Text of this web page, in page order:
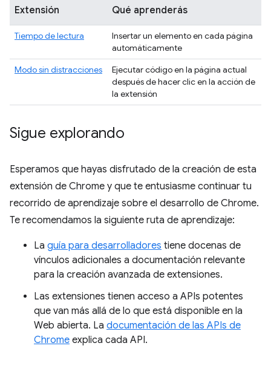
Extensión Qué aprenderás
Tiempo de lectura
Insertar un elemento en cada página
automáticamente
Modo sin distracciones
Ejecutar código en la página actual
después de hacer clic en la acción de
la extensión
Sigue explorando
Esperamos que hayas disfrutado de la creación de esta
extensión de Chrome y que te entusiasme continuar tu
recorrido de aprendizaje sobre el desarrollo de Chrome.
Te recomendamos la siguiente ruta de aprendizaje:
La guía para desarrolladores tiene docenas de
vínculos adicionales a documentación relevante
para la creación avanzada de extensiones.
Las extensiones tienen acceso a APIs potentes
que van más allá de lo que está disponible en la
Web abierta. La documentación de las APIs de
Chrome explica cada API.